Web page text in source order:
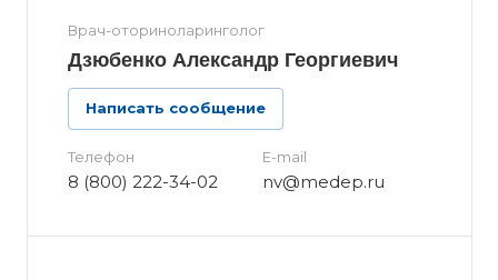
Врач-оториноларинголог
Дзюбенко Александр Георгиевич
Написать сообщение
Телефон
8 (800) 222-34-02
E-mail
nv@medep.ru